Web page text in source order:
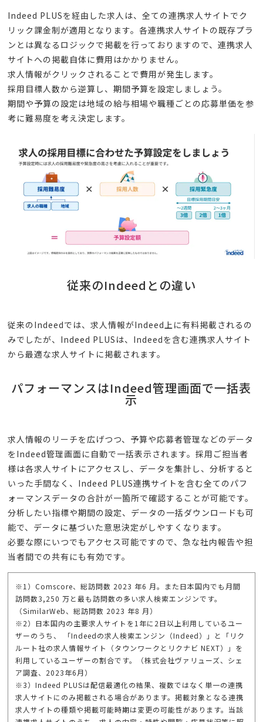
Indeed PLUSを経由した求人は、全ての連携求人サイトでク
リック課金制が適用となります。各連携求人サイトの既存プラ
ンとは異なるロジックで掲載を行っておりますので、連携求人
サイトへの掲載自体に費用はかかりません。
求人情報がクリックされることで費用が発生します。
採用目標人数から逆算し、期間予算を設定しましょう。
期間や予算の設定は地域の給与相場や職種ごとの応募単価を参
考に難易度を考え決定します。
従来のIndeedとの違い
従来のIndeedでは、求人情報がIndeed上に有料掲載されるの
みでしたが、Indeed PLUSは、Indeedを含む連携求人サイト
から最適な求人サイトに掲載されます。
パフォーマンスはIndeed管理画面で一括表
示
求人情報のリーチを広げつつ、予算や応募者管理などのデータ
をIndeed管理画面に自動で一括表示されます。採用ご担当者
様は各求人サイトにアクセスし、データを集計し、分析すると
いった手間なく、Indeed PLUS連携サイトを含む全てのパフ
ォーマンスデータの合計が一箇所で確認することが可能です。
分析したい指標や期間の設定、データの一括ダウンロードも可
能で、データに基づいた意思決定がしやすくなります。
必要な際にいつでもアクセス可能ですので、急な社内報告や担
当者間での共有にも有効です。
※1）Comscore、総訪問数 2023 年6 月。また日本国内でも月間
訪問数3,250 万と最も訪問数の多い求人検索エンジンです。
（SimilarWeb、総訪問数 2023 年8 月）
※2）日本国内の主要求人サイトを1年に2日以上利用しているユー
ザーのうち、 「Indeedの求人検索エンジン（Indeed）」と「リク
ルート社の求人情報サイト（タウンワークとリクナビ NEXT）」を
利用しているユーザーの割合です。（株式会社ヴァリューズ、シェ
ア調査、2023年6月）
※3）Indeed PLUSは配信最適化の結果、複数ではなく単一の連携
求人サイトにのみ掲載される場合があります。掲載対象となる連携
求人サイトの種類や掲載可能時期は変更の可能性があります。当該